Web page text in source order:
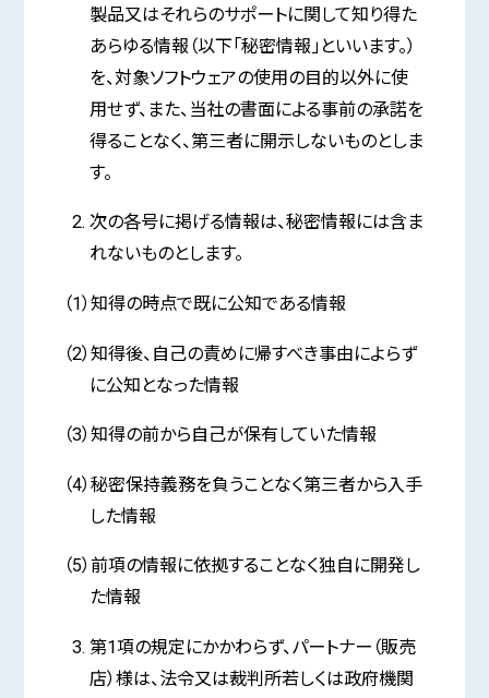
製品又はそれらのサポートに関して知り得た
あらゆる情報（以下「秘密情報」といいます。）
を、対象ソフトウェアの使用の目的以外に使
用せず、また、当社の書面による事前の承諾を
得ることなく、第三者に開示しないものとしま
す。
次の各号に掲げる情報は、秘密情報には含ま
れないものとします。
（1）知得の時点で既に公知である情報
（2）知得後、自己の責めに帰すべき事由によらず
に公知となった情報
（3）知得の前から自己が保有していた情報
（4）秘密保持義務を負うことなく第三者から入手
した情報
（5）前項の情報に依拠することなく独自に開発し
た情報
第1項の規定にかかわらず、パートナー（販売
店）様は、法令又は裁判所若しくは政府機関